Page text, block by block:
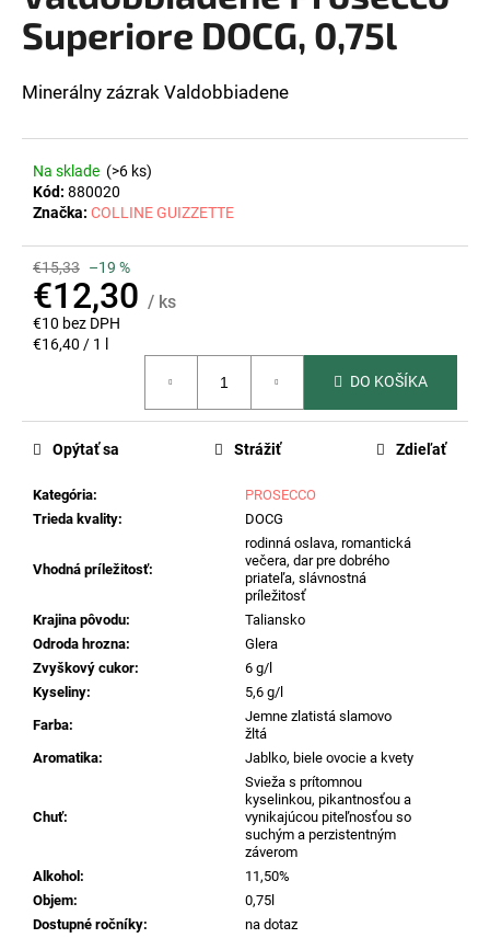
5
hviezdičiek.
Superiore DOCG, 0,75l
Minerálny zázrak Valdobbiadene
Na sklade (>6 ks)
Kód: 880020
Značka: COLLINE GUIZZETTE
€15,33 –19 %
€12,30 / ks
€10 bez DPH
Jednotková
€16,40 / 1 l
DO KOŠÍKA
Kategória:
PROSECCO
Trieda kvality: DOCG
Vhodná príležitosť:
rodinná oslava, romantická
večera, dar pre dobrého
priateľa, slávnostná
príležitosť
Krajina pôvodu:
Taliansko
Odroda hrozna:
Glera
Zvyškový cukor:
6 g/l
Kyseliny:
5,6 g/l
Farba:
Jemne zlatistá slamovo
žltá
Aromatika: Jablko, biele ovocie a kvety
Chuť:
Svieža s prítomnou
kyselinkou, pikantnosťou a
vynikajúcou piteľnosťou so
suchým a perzistentným
záverom
Alkohol:
11,50%
Objem:
0,75l
Dostupné ročníky:
na dotaz
Opýtať sa Strážiť Zdieľať
á
j
s
?
O
o
a
e
LUNARIA
MBETTATA
GRILLO,
0,75L
€12,25